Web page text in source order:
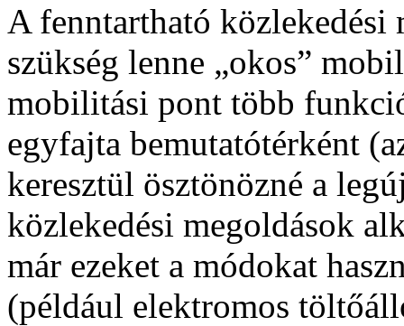
A fenntartható közlekedési
szükség lenne „okos”
mobilitási pont több
egyfajta bemutatótérként
keresztül ösztönözné a
közlekedési megoldások
már ezeket a módokat
(például elektromos